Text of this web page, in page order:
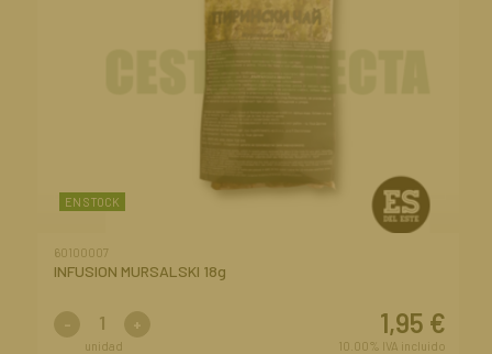
EN STOCK
60100007
INFUSION MURSALSKI 18g
1,95 €
10.00% IVA incluido
- +
unidad